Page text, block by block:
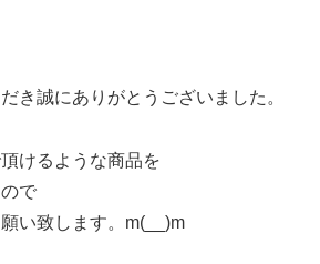
き誠にありがとうございました。
けるような商品を
で
い致します。m(__)m